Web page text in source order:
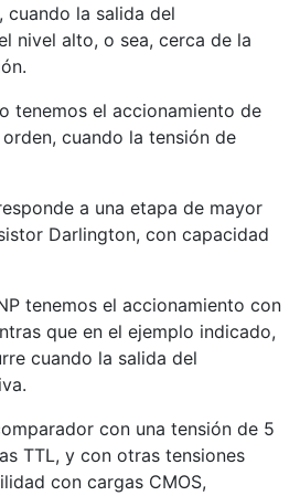
cuando la salida del
nivel alto, o sea, cerca de la
tenemos el accionamiento de
cuando la tensión de
a una etapa de mayor
Darlington, con capacidad
tenemos el accionamiento con
que en el ejemplo indicado,
cuando la salida del
con una tensión de 5
TTL, y con otras tensiones
con cargas CMOS,